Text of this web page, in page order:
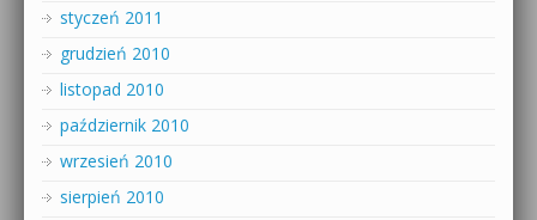
styczeń 2011
grudzień 2010
listopad 2010
październik 2010
wrzesień 2010
sierpień 2010